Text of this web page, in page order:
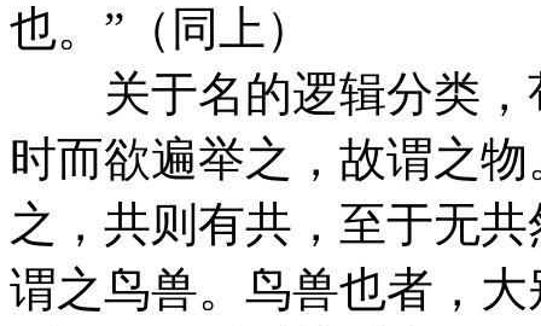
也。”（同上）
关于名的逻辑分类，
时而欲遍举之，故谓之
之，共则有共，至于无
谓之鸟兽。鸟兽也者，